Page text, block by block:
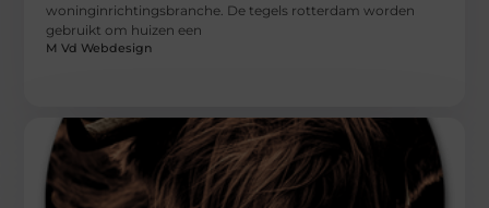
woninginrichtingsbranche. De tegels rotterdam worden
gebruikt om huizen een
M Vd Webdesign